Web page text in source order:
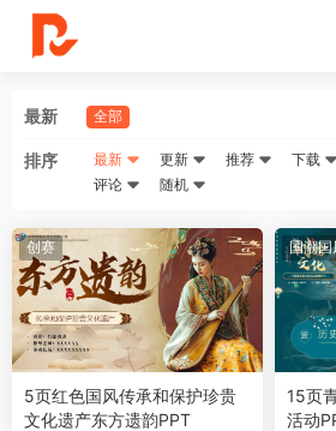
最新 全部
排序 最新 更新 推荐 下载
评论
随机
创赛
5页红色国风传承和保护珍贵
文化遗产东方遗韵PPT
国潮国
15页
活动